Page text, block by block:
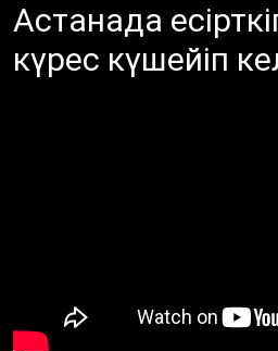
Астанада
күрес күшейіп